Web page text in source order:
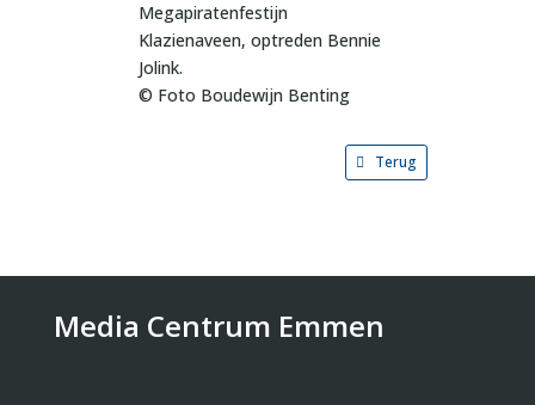
Megapiratenfestijn
Klazienaveen, optreden Bennie
Jolink.
© Foto Boudewijn Benting
Terug
Media Centrum Emmen